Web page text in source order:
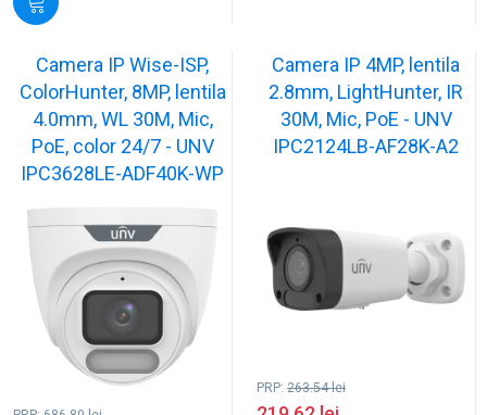
Camera IP Wise-ISP,
ColorHunter, 8MP, lentila
4.0mm, WL 30M, Mic,
PoE, color 24/7 - UNV
IPC3628LE-ADF40K-WP
Camera IP 4MP, lentila
2.8mm, LightHunter, IR
30M, Mic, PoE - UNV
IPC2124LB-AF28K-A2
PRP: 263.54lei